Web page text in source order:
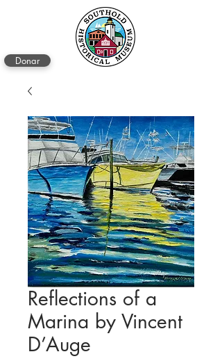
Donar
Reflections of a
Marina by Vincent
D’Auge